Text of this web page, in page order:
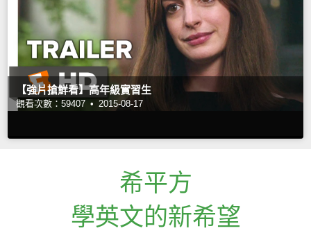
【強片搶鮮看】高年級實習生
觀看次數：59407 • 2015-08-17
希平方
學英文的新希望